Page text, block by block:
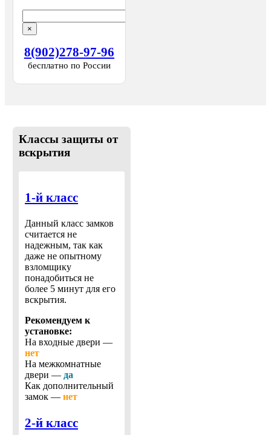
×
8(902)278-97-96
бесплатно по России
Классы защиты от
вскрытия
1-й класс
Данный класс замков
считается не
надежным, так как
даже не опытному
взломщику
понадобиться не
более 5 минут для его
вскрытия.
Рекомендуем к
установке:
На входные двери —
нет
На межкомнатные
двери — да
Как дополнительный
замок — нет
2-й класс